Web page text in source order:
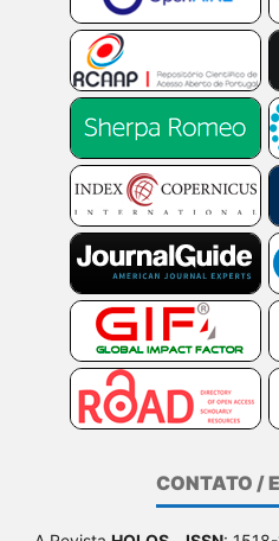
CONTATO /